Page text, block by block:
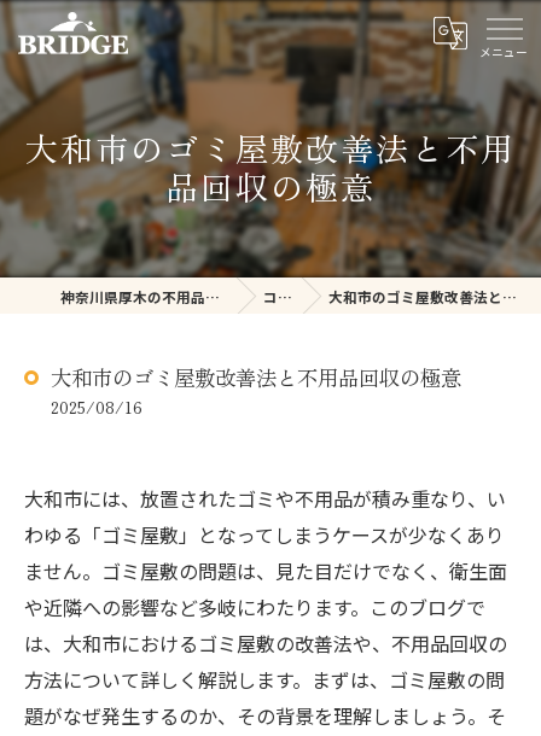
大和市のゴミ屋敷改善法と不用
品回収の極意
神奈川県厚木の不用品回収ならBRIDGE コラム 大和市のゴミ屋敷改善法と不用品回収の極意
大和市のゴミ屋敷改善法と不用品回収の極意
2025/08/16
大和市には、放置されたゴミや不用品が積み重なり、い
わゆる「ゴミ屋敷」となってしまうケースが少なくあり
ません。ゴミ屋敷の問題は、見た目だけでなく、衛生面
や近隣への影響など多岐にわたります。このブログで
は、大和市におけるゴミ屋敷の改善法や、不用品回収の
方法について詳しく解説します。まずは、ゴミ屋敷の問
題がなぜ発生するのか、その背景を理解しましょう。そ